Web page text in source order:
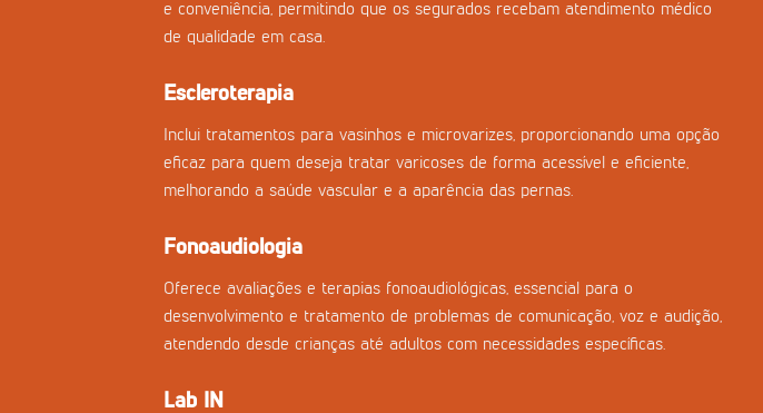
e conveniência, permitindo que os segurados recebam atendimento médico
de qualidade em casa.
Escleroterapia
Inclui tratamentos para vasinhos e microvarizes, proporcionando uma opção
eficaz para quem deseja tratar varicoses de forma acessível e eficiente,
melhorando a saúde vascular e a aparência das pernas.
Fonoaudiologia
Oferece avaliações e terapias fonoaudiológicas, essencial para o
desenvolvimento e tratamento de problemas de comunicação, voz e audição,
atendendo desde crianças até adultos com necessidades específicas.
Lab IN